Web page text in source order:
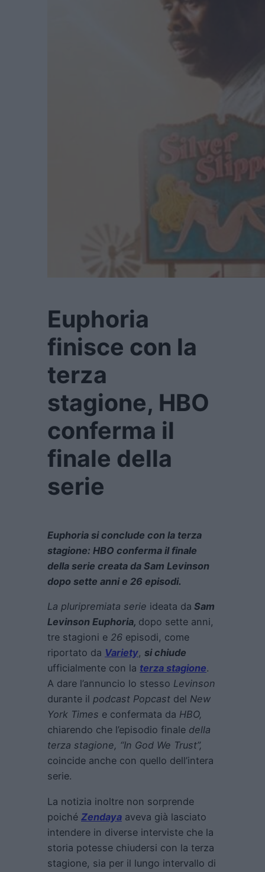
Euphoria
finisce con la
terza
stagione, HBO
conferma il
finale della
serie
Euphoria si conclude con la terza
stagione: HBO conferma il finale
della serie creata da Sam Levinson
dopo sette anni e 26 episodi.
La pluripremiata serie ideata da Sam
Levinson Euphoria, dopo sette anni,
tre stagioni e 26 episodi, come
riportato da Variety, si chiude
ufficialmente con la terza stagione.
A dare l’annuncio lo stesso Levinson
durante il podcast Popcast del New
York Times e confermata da HBO,
chiarendo che l’episodio finale della
terza stagione, “In God We Trust”,
coincide anche con quello dell’intera
serie.
La notizia inoltre non sorprende
poiché Zendaya aveva già lasciato
intendere in diverse interviste che la
storia potesse chiudersi con la terza
stagione, sia per il lungo intervallo di